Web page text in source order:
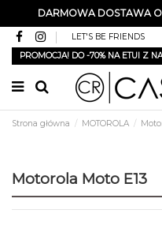
DARMOWA DOSTAWA
LET'S BE FRIENDS
PROMOCJA! DO -70% NA ETUI Z
Strona główna MOTOROLA
Motorola Moto E13